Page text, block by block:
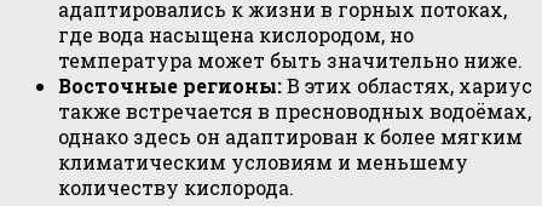
адаптировались к жизни в горных потоках,
где вода насыщена кислородом, но
температура может быть значительно ниже.
Восточные регионы:В этих областях, хариус
также встречается в пресноводных водоёмах,
однако здесь он адаптирован к более мягким
климатическим условиям и меньшему
количеству кислорода.